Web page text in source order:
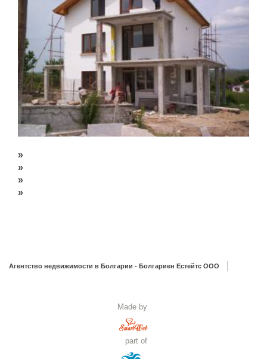
»
»
»
»
Агентство недвижимости в Болгарии - Болгариен Естейтс ООО
Made by
part of